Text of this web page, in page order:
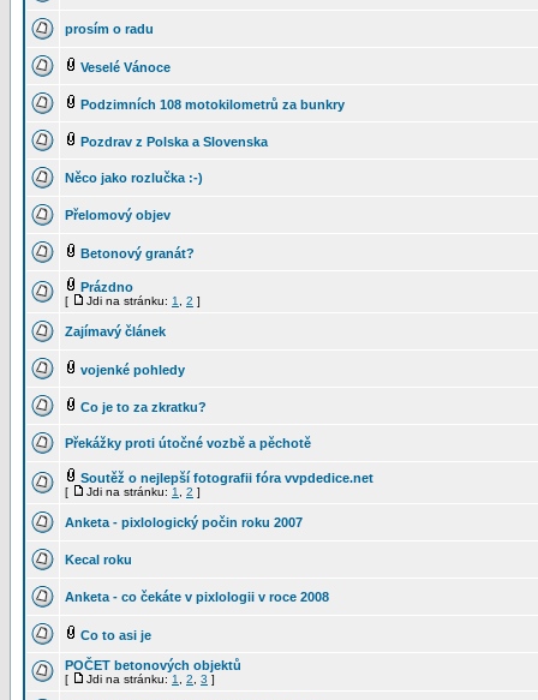
prosím o radu
Veselé Vánoce
Podzimních 108 motokilometrů za bunkry
Pozdrav z Polska a Slovenska
Něco jako rozlučka :-)
Přelomový objev
Betonový granát?
Prázdno
[ Jdi na stránku: 1 2 ]
Zajímavý článek
vojenké pohledy
Co je to za zkratku?
Překážky proti útočné vozbě a pěchotě
Soutěž o nejlepší fotografii fóra vvpdedice.net
[ Jdi na stránku: 1 2 ]
Anketa - pixlologický počin roku 2007
Kecal roku
Anketa - co čekáte v pixlologii v roce 2008
Co to asi je
POČET betonových objektů
[ Jdi na stránku: 1 2 3 ]